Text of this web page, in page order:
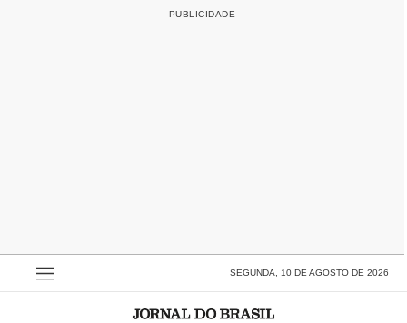
SEGUNDA, 10 DE AGOSTO DE 2026